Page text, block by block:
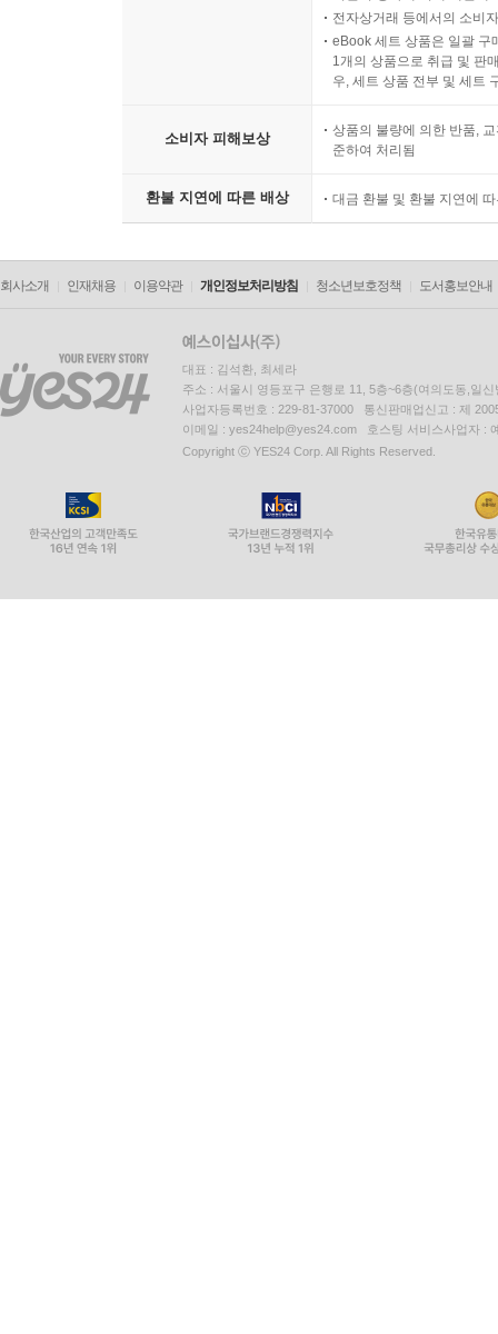
전자상거래 등에서의 소비
eBook 세트 상품은 일괄 구
1개의 상품으로 취급 및 판
우, 세트 상품 전부 및 세트
소비자 피해보상
상품의 불량에 의한 반품,
준하여 처리됨
환불 지연에 따른 배상 대금 환불 및 환불 지연에
회사소개 인재채용 이용약관 개인정보처리방침 청소년보호정책 도서홍보안내
대표 : 김석환, 최세라
주소 : 서울시 영등포구 은행로 11, 5층~6층(여의도동,일신
사업자등록번호 : 229-81-37000 통신판매업신고 : 제
이메일 : yes24help@yes24.com 호스팅 서비스사업자 :
Copyright ⓒ YES24 Corp. All Rights Reserved.